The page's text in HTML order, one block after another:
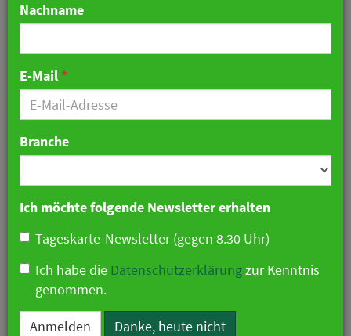
Tim Mälzer wird Gastkoch
im „Ikarus“ –
Kulinarisches „Best of
Kitchen Impossible“
04. Juni 2025 11:52 Uhr| Gastronomie
Nachname
E-Mail *
Branche
Ich möchte folgende Newsletter erhalten
Tageskarte-Newsletter (gegen 8.30 Uhr)
Ich habe die Datenschutzerklärungzur Kenntnis
genommen.
Anmelden Danke, heute nicht